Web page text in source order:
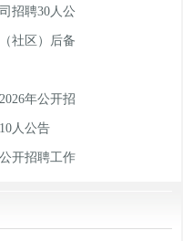
招聘30人公
社区）后备
年公开招
人公告
开招聘工作